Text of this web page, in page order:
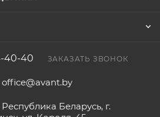
40-40 ЗАКАЗАТЬ ЗВОНОК
office@avant.by
Беларусь, г.